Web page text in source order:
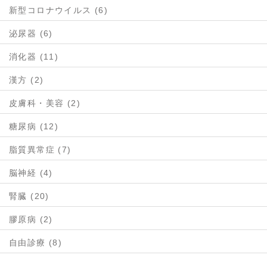
新型コロナウイルス (6)
泌尿器 (6)
消化器 (11)
漢方 (2)
皮膚科・美容 (2)
糖尿病 (12)
脂質異常症 (7)
脳神経 (4)
腎臓 (20)
膠原病 (2)
自由診療 (8)